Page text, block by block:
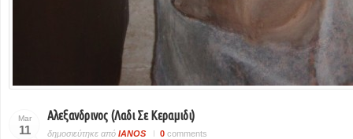
Mar
11
Αλεξανδρινος (λαδι Σε Κεραμιδι)
δημοσιεύτηκε από IANOS 0 comments